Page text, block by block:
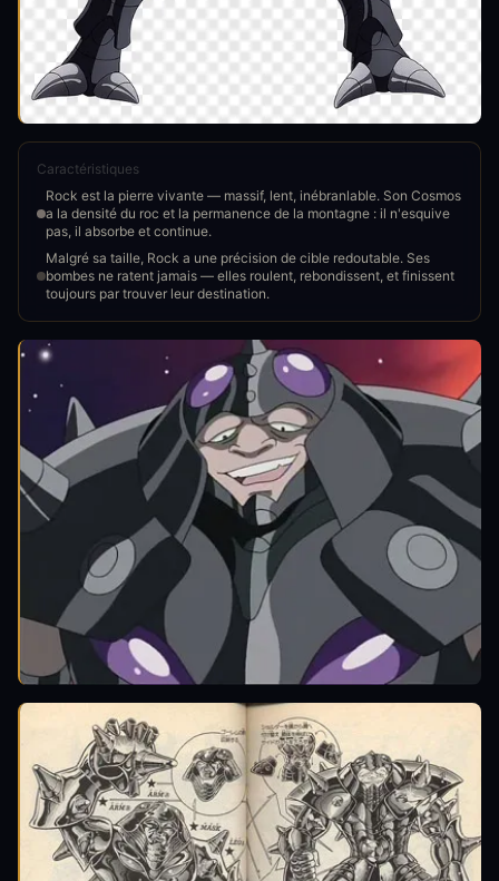
Caractéristiques
Rock est la pierre vivante — massif, lent, inébranlable. Son Cosmos
a la densité du roc et la permanence de la montagne : il n'esquive
pas, il absorbe et continue.
Malgré sa taille, Rock a une précision de cible redoutable. Ses
bombes ne ratent jamais — elles roulent, rebondissent, et finissent
toujours par trouver leur destination.